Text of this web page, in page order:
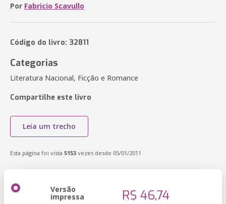
Por Fabricio Scavullo
Código do livro: 32811
Categorias
Literatura Nacional, Ficção e Romance
Compartilhe este livro
Leia um trecho
Esta página foi vista 5153 vezes desde 05/01/2011
Versão
impressa R$ 46,74